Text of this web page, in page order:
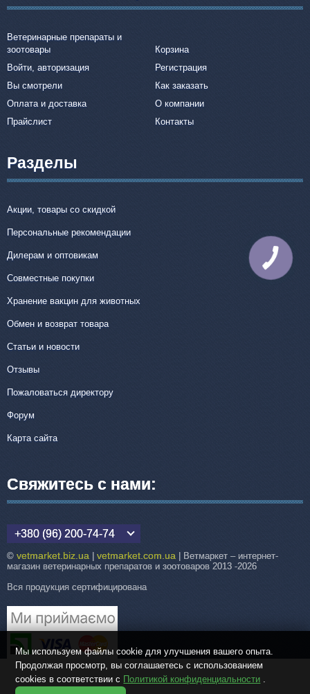
Ветеринарные препараты и
зоотовары
Корзина
Войти, авторизация
Регистрация
Вы смотрели
Как заказать
Оплата и доставка
О компании
Прайслист
Контакты
Разделы
Акции, товары со скидкой
Персональные рекомендации
Дилерам и оптовикам
Совместные покупки
Хранение вакцин для животных
Обмен и возврат товара
Статьи и новости
Отзывы
Пожаловаться директору
Форум
Карта сайта
Свяжитесь с нами:
+380 (96) 200-74-74
© vetmarket.biz.ua vetmarket.com.ua | Ветмаркет – интернет-
магазин ветеринарных препаратов и зоотоваров 2013 -2026
Вся продукция сертифицирована
Мы используем файлы cookie для улучшения вашего опыта.
Продолжая просмотр, вы соглашаетесь с использованием
cookies в соответствии с Политикой конфиденциальности .
КНОПКА
СВЯЗИ